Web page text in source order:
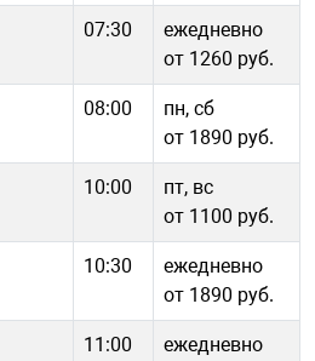
07:30
ежедневно
от 1260 руб.
08:00
пн, сб
от 1890 руб.
10:00
пт, вс
от 1100 руб.
10:30
ежедневно
от 1890 руб.
11:00
ежедневно